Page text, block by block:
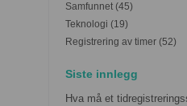
Samfunnet (45)
Teknologi (19)
Registrering av timer (52)
Siste innlegg
Hva må et